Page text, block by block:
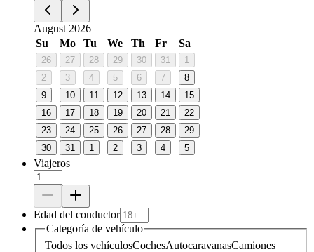
August 2026
Su
Mo Tu We Th Fr Sa
26 27 28 29 30 31
1
2
3 4 5 6 7
8
9
10 11 12 13 14
15
16
17 18 19 20 21
22
23
24 25 26 27 28
29
30
31 1 2 3 4 5
Viajeros
Edad del conductor
Categoría de vehículo
Todos los vehículosCochesAutocaravanasCamiones